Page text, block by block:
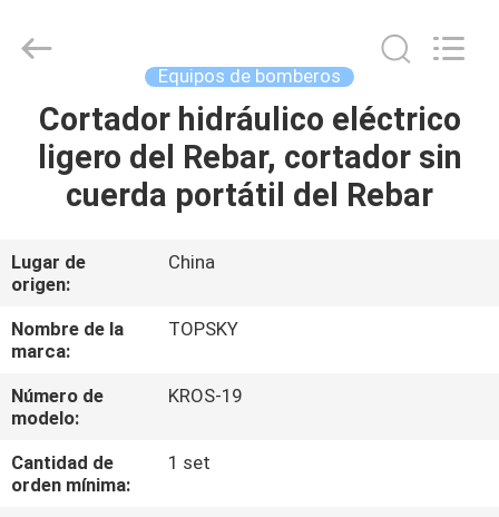
HOGAR
PRODUCTOS
SOBRE
NOSOTROS
VIAJE
DE
LA
FÁBRICA
Topsky
Century Holding Co.,Ltd.
Reserved.
Equipos de bomberos
Cortador hidráulico eléctrico
ligero del Rebar, cortador sin
cuerda portátil del Rebar
Lugar de
origen:
China
Nombre de la
marca:
TOPSKY
Número de
modelo:
KROS-19
Cantidad de
orden mínima:
1 set